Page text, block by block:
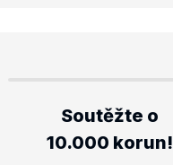
Soutěžte o
10.000 korun!